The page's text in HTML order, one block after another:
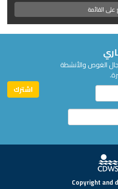
على القائمة
الغوص والأنشطة
Copyright and